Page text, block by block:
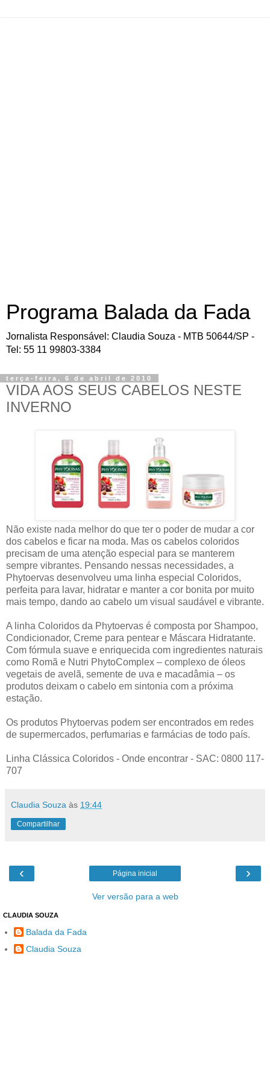
Programa Balada da Fada
Jornalista Responsável: Claudia Souza - MTB 50644/SP -
Tel: 55 11 99803-3384
terça-feira, 6 de abril de 2010
VIDA AOS SEUS CABELOS NESTE
INVERNO
Não existe nada melhor do que ter o poder de mudar a cor
dos cabelos e ficar na moda. Mas os cabelos coloridos
precisam de uma atenção especial para se manterem
sempre vibrantes. Pensando nessas necessidades, a
Phytoervas desenvolveu uma linha especial Coloridos,
perfeita para lavar, hidratar e manter a cor bonita por muito
mais tempo, dando ao cabelo um visual saudável e vibrante.
A linha Coloridos da Phytoervas é composta por Shampoo,
Condicionador, Creme para pentear e Máscara Hidratante.
Com fórmula suave e enriquecida com ingredientes naturais
como Romã e Nutri PhytoComplex – complexo de óleos
vegetais de avelã, semente de uva e macadâmia – os
produtos deixam o cabelo em sintonia com a próxima
estação.
Os produtos Phytoervas podem ser encontrados em redes
de supermercados, perfumarias e farmácias de todo país.
Linha Clássica Coloridos - Onde encontrar - SAC: 0800 117-
707
Claudia Souza às 19:44
Compartilhar
‹ ›
Página inicial
Ver versão para a web
CLAUDIA SOUZA
Balada da Fada
Claudia Souza